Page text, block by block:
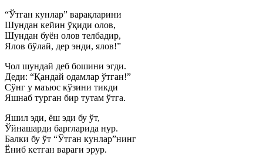
“Ўтган кунлар” варақларини
Шундан кейин ўқиди олов,
Шундан буён олов телбадир,
Ялов бўлай, дер энди, ялов!”
Чол шундай деб бошини эгди.
Деди: “Қандай одамлар ўтган!”
Сўнг у маъюс кўзини тикди
Яшнаб турган бир тутам ўтга.
Яшил эди, ёш эди бу ўт,
Ўйнашарди баргларида нур.
Балки бу ўт “Ўтган кунлар”нинг
Ёниб кетган варағи эрур.